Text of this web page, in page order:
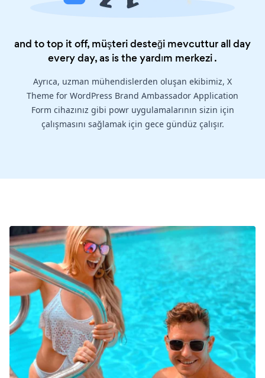
and to top it off, müşteri desteği mevcuttur all day
every day, as is theyardım merkezi.
Ayrıca, uzman mühendislerden oluşan ekibimiz, X
Theme for WordPress Brand Ambassador Application
Form cihazınız gibi powr uygulamalarının sizin için
çalışmasını sağlamak için gece gündüz çalışır.